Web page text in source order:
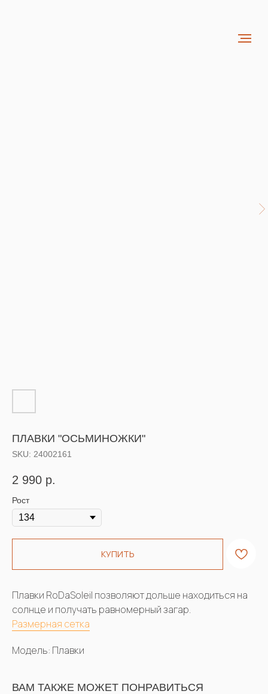
ПЛАВКИ "ОСЬМИНОЖКИ"
SKU: 24002161
2 990 р.
Рост
КУПИТЬ
Плавки RoDaSoleil позволяют дольше находиться на
солнце и получать равномерный загар.
Размерная сетка
Модель: Плавки
ВАМ ТАКЖЕ МОЖЕТ ПОНРАВИТЬСЯ